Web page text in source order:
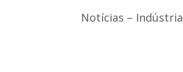
Notícias – Indústria